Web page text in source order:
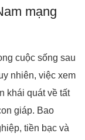
mạng
cuộc sống sau
nhiên, việc xem
khái quát về tất
giáp. Bao
tiền bạc và